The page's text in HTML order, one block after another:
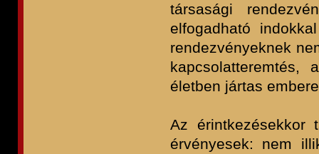
társasági
elfogadható
rendezvényeknek
kapcsolatteremtés,
életben jártas
Az érintkezésekkor
érvényesek: nem